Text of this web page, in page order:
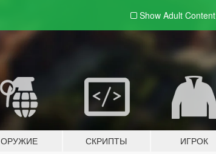
Show Adult Content
ОРУЖИЕ СКРИПТЫ ИГРОК